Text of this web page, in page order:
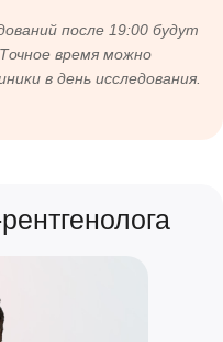
после 19:00 будут
время можно
в день исследования.